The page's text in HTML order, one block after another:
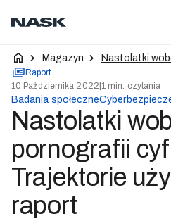
Magazyn Nastolatki
Raport
10 Października 2022 1 min. czytania
Badania społeczne
Nastolatki
pornografii
Trajektorie
raport